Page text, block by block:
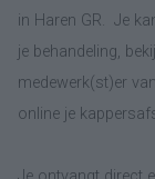
in Haren GR. Je
je behandeling,
medewerk(st)er
online je